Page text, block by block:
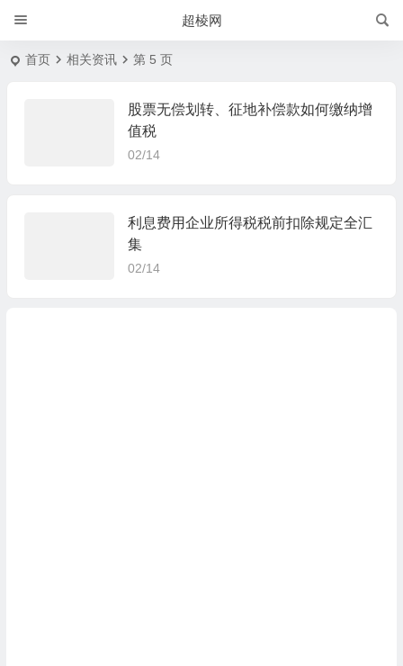
超棱网
首页 相关资讯 第 5 页
股票无偿划转、征地补偿款如何缴纳增
值税
02/14
利息费用企业所得税税前扣除规定全汇
集
02/14